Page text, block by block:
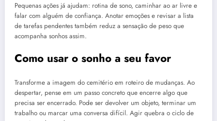
Pequenas ações já ajudam: rotina de sono, caminhar ao ar livre e
falar com alguém de confiança. Anotar emoções e revisar a lista
de tarefas pendentes também reduz a sensação de peso que
acompanha sonhos assim.
Como usar o sonho a seu favor
Transforme a imagem do cemitério em roteiro de mudanças. Ao
despertar, pense em um passo concreto que encerre algo que
precisa ser encerrado. Pode ser devolver um objeto, terminar um
trabalho ou marcar uma conversa difícil. Agir quebra o ciclo de